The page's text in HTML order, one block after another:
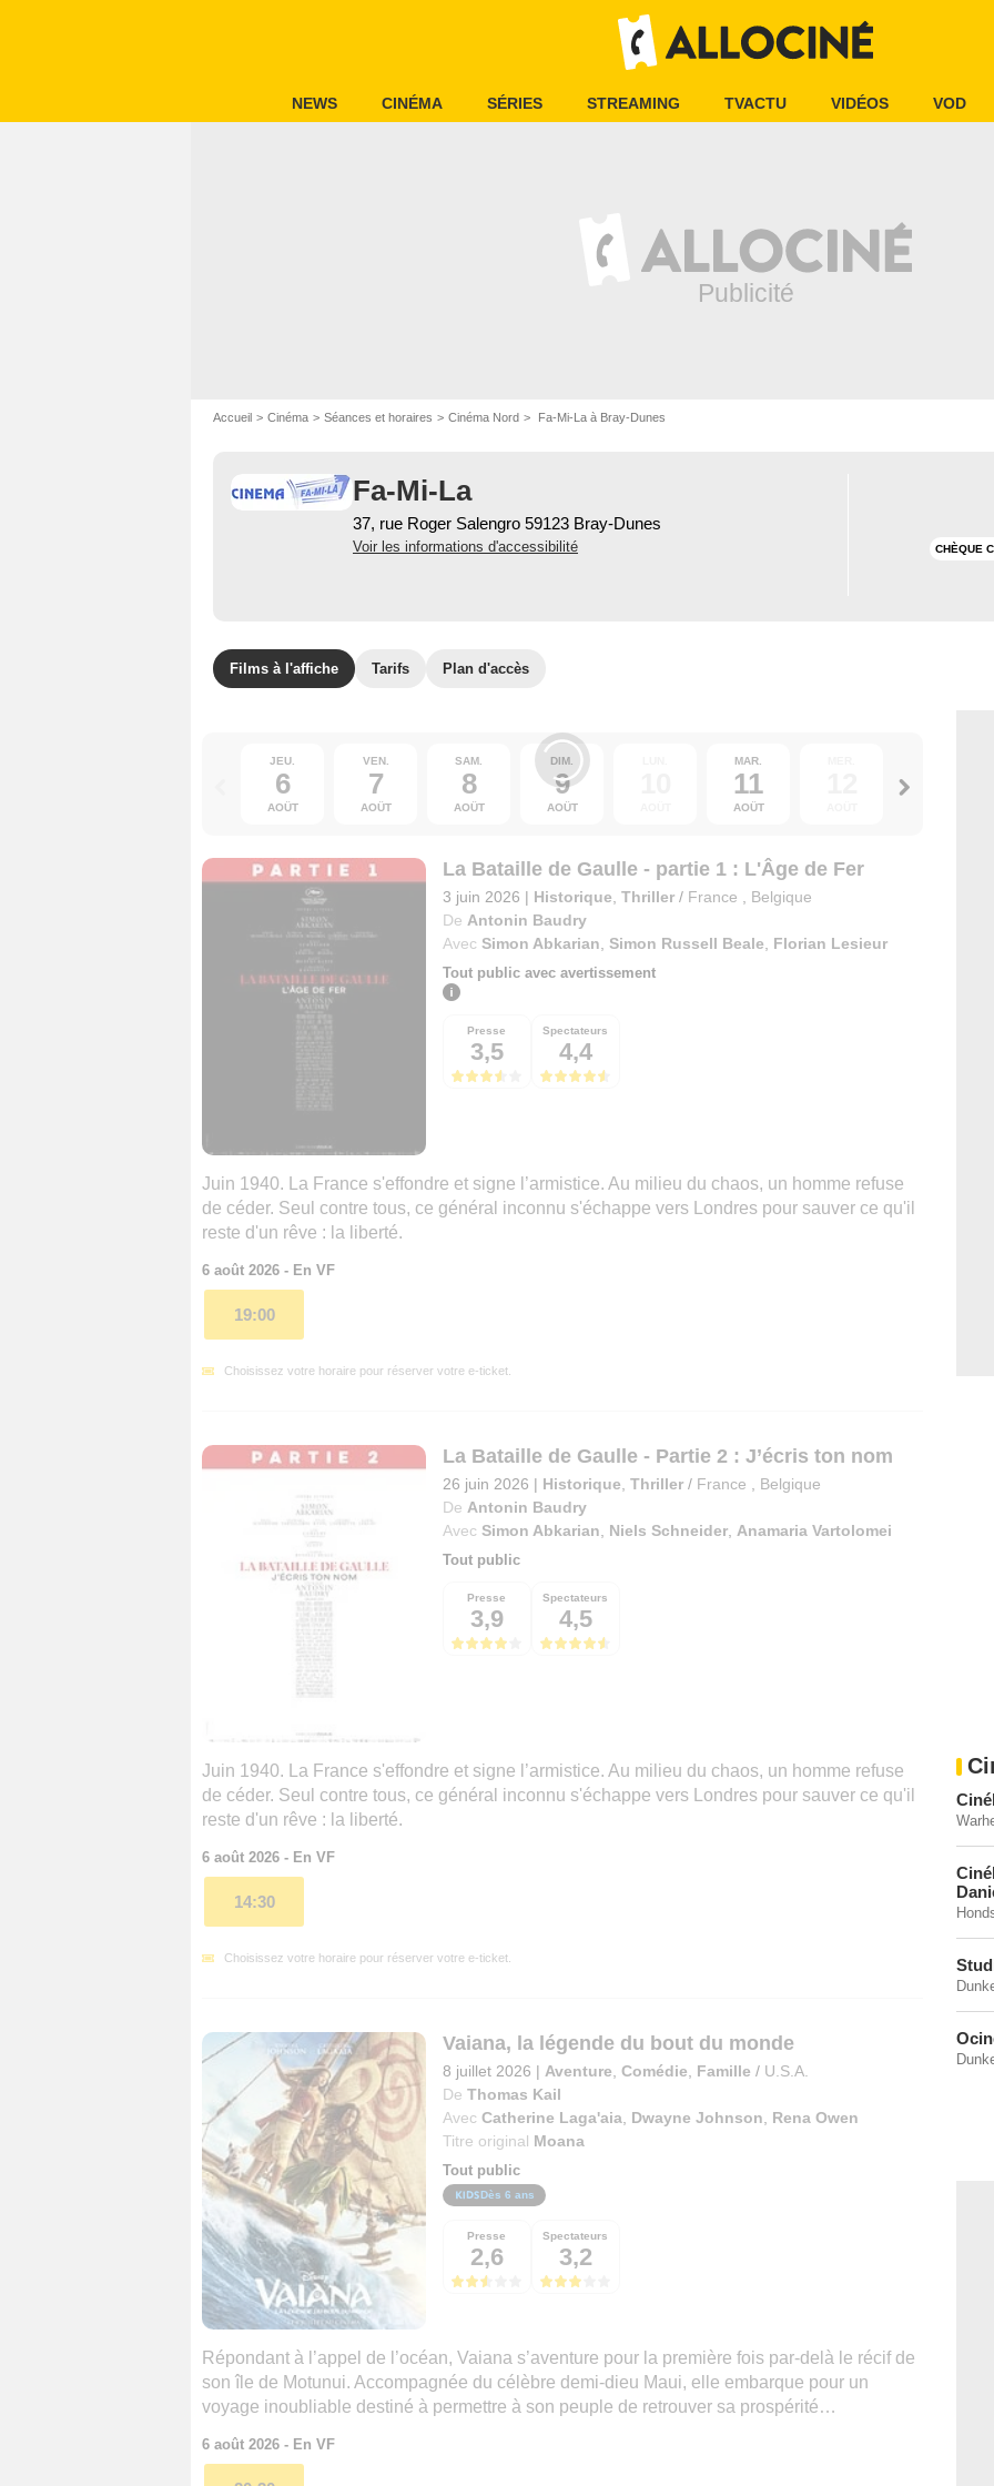
NEWS CINÉMA SÉRIES STREAMING TVACTU VIDÉOS VOD
Accueil Cinéma Séances et horaires Cinéma Nord Fa-Mi-La à Bray-Dunes
Fa-Mi-La
37, rue Roger Salengro 59123 Bray-Dunes
Voir les informations d'accessibilité CHÈQUE
Films à l'affiche Tarifs Plan d'accès
JEU.
6
AOÛT
VEN.
7
AOÛT
SAM.
8
AOÛT
DIM.
9
AOÛT
MAR.
11
AOÛT
La Bataille de Gaulle - partie 1 : L'Âge de Fer
3 juin 2026 | Historique Thriller / France
Belgique
De Antonin Baudry
Avec Simon Abkarian Simon Russell Beale Florian Lesieur
Tout public avec avertissement
Presse
3,5
Spectateurs
4,4
Juin 1940. La France s'effondre et signe l’armistice. Au milieu du chaos, un homme refuse
de céder. Seul contre tous, ce général inconnu s'échappe vers Londres pour sauver ce qu'il
reste d'un rêve : la liberté.
6 août 2026 - En VF
19:00
Choisissez votre horaire pour réserver votre e-ticket.
La Bataille de Gaulle - Partie 2 : J’écris ton nom
26 juin 2026 | Historique Thriller / France
Belgique
De Antonin Baudry
Avec Simon Abkarian Niels Schneider, Anamaria Vartolomei
Tout public
Presse
3,9
Spectateurs
4,5
Juin 1940. La France s'effondre et signe l’armistice. Au milieu du chaos, un homme refuse
de céder. Seul contre tous, ce général inconnu s'échappe vers Londres pour sauver ce qu'il
reste d'un rêve : la liberté.
6 août 2026 - En VF
14:30
Choisissez votre horaire pour réserver votre e-ticket.
Vaiana, la légende du bout du monde
8 juillet 2026 | Aventure Comédie Famille / U.S.A.
De Thomas Kail
Avec Catherine Laga'aia Dwayne Johnson
Rena Owen
Titre original Moana
Tout public
Dès 6 ans
Presse
2,6
Spectateurs
3,2
Répondant à l’appel de l’océan, Vaiana s’aventure pour la première fois par-delà le récif de
son île de Motunui. Accompagnée du célèbre demi-dieu Maui, elle embarque pour un
voyage inoubliable destiné à permettre à son peuple de retrouver sa prospérité…
6 août 2026 - En VF